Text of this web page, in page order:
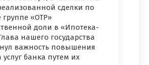
сделки по
«OTP»
доли в «Ипотека-
нашего государства
важность повышения
услуг банка путем их